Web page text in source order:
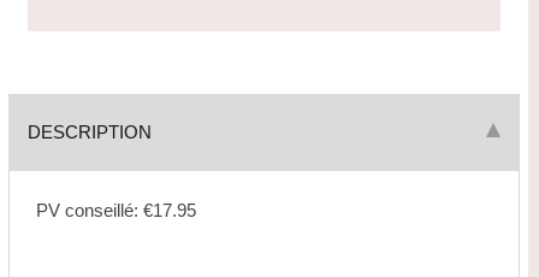
DESCRIPTION
PV conseillé: €17.95